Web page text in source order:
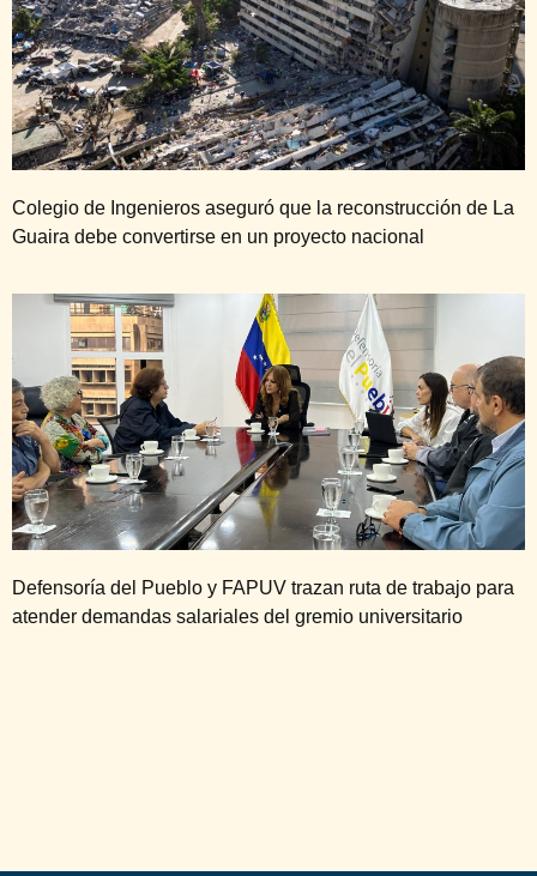
Colegio de Ingenieros aseguró que la reconstrucción de La
Guaira debe convertirse en un proyecto nacional
Defensoría del Pueblo y FAPUV trazan ruta de trabajo para
atender demandas salariales del gremio universitario